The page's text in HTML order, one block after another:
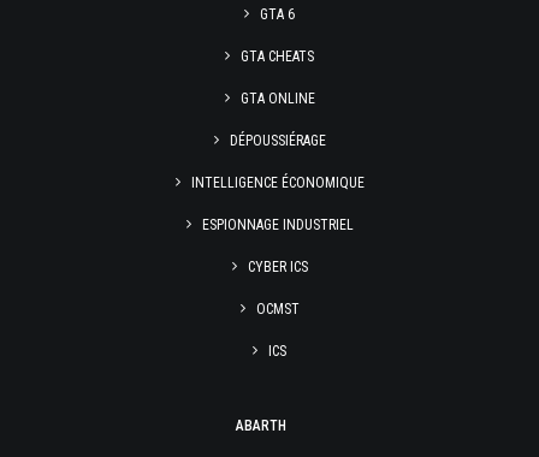
GTA 6
GTA CHEATS
GTA ONLINE
DÉPOUSSIÉRAGE
INTELLIGENCE ÉCONOMIQUE
ESPIONNAGE INDUSTRIEL
CYBER ICS
OCMST
ICS
ABARTH